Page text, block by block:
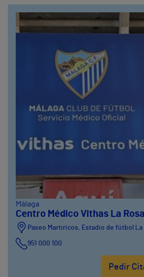
Málaga
Centro Médico Vithas La
Paseo Martiricos, Estadio de fútbol
951 000 100
Pedir